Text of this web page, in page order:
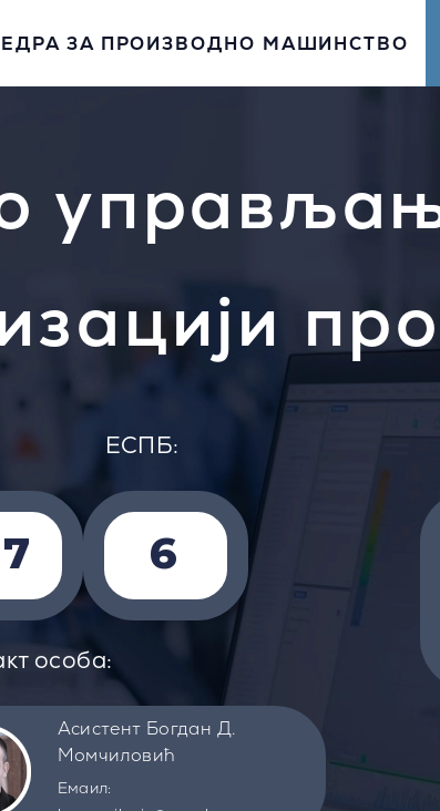
ЗА ПРОИЗВОДНО МАШИНСТВО
EСПБ:
6
особа:
Асистент Богдан Д.
Момчиловић
Емаил: